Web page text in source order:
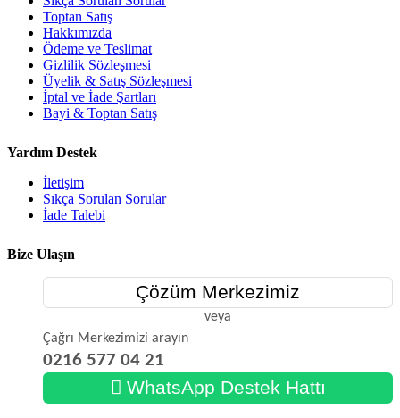
Toptan Satış
Hakkımızda
Ödeme ve Teslimat
Gizlilik Sözleşmesi
Üyelik & Satış Sözleşmesi
İptal ve İade Şartları
Bayi & Toptan Satış
Yardım Destek
İletişim
Sıkça Sorulan Sorular
İade Talebi
Bize Ulaşın
Çözüm Merkezimiz
veya
Çağrı Merkezimizi arayın
0216 577 04 21
WhatsApp Destek Hattı